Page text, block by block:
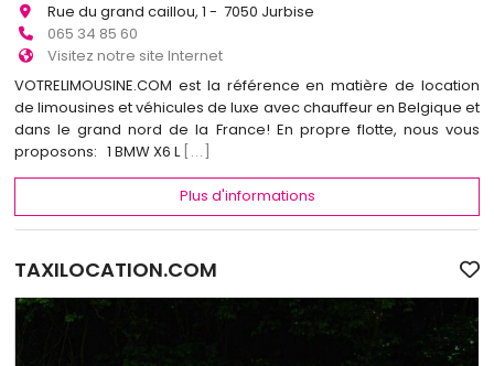
Rue du grand caillou, 1 - 7050 Jurbise
065 34 85 60
Visitez notre site Internet
VOTRELIMOUSINE.COM est la référence en matière de location
de limousines et véhicules de luxe avec chauffeur en Belgique et
dans le grand nord de la France! En propre flotte, nous vous
proposons: 1 BMW X6 L [...]
Plus d'informations
TAXILOCATION.COM